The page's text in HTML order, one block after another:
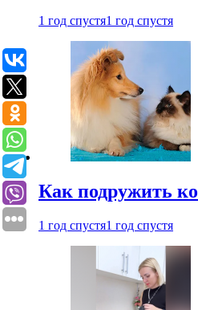
1 год спустя1 год спустя
Как подружить
1 год спустя1 год спустя